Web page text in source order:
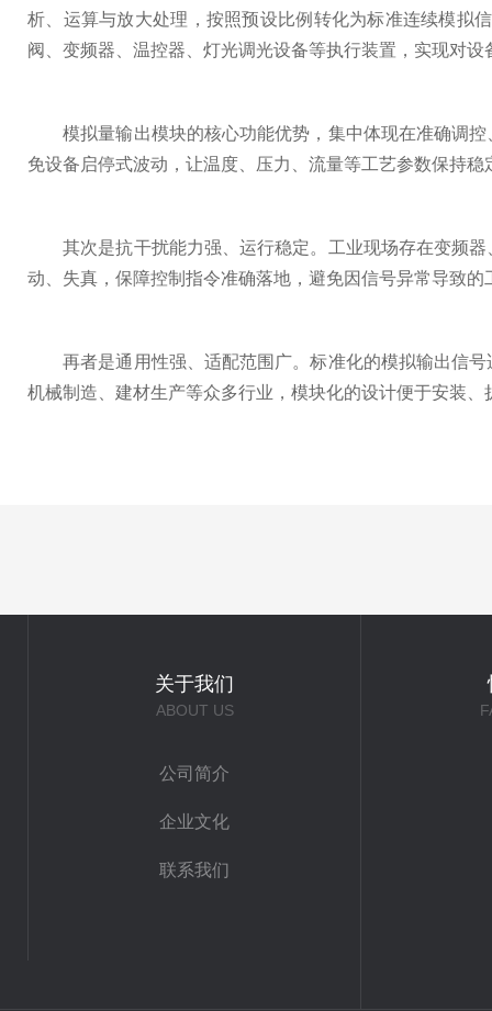
析、运算与放大处理，按照预设比例转化为标准连续模拟
阀、变频器、温控器、灯光调光设备等执行装置，实现对
模拟量输出模块的核心功能优势，集中体现在准确调控
免设备启停式波动，让温度、压力、流量等工艺参数保持
其次是抗干扰能力强、运行稳定。工业现场存在变频器
动、失真，保障控制指令准确落地，避免因信号异常导致的
再者是通用性强、适配范围广。标准化的模拟输出信号
机械制造、建材生产等众多行业，模块化的设计便于安装
关于我们
ABOUT US
公司简介
企业文化
联系我们